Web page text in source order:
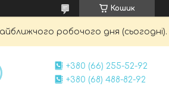
Кошик
робочого дня (сьогодні).
+380 (66) 255-52-92
+380 (68) 488-82-92